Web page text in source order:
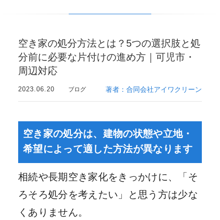
空き家の処分方法とは？5つの選択肢と処
分前に必要な片付けの進め方｜可児市・
周辺対応
2023.06.20 ブログ 著者：合同会社アイワクリーン
空き家の処分は、建物の状態や立地・
希望によって適した方法が異なります
相続や長期空き家化をきっかけに、「そ
ろそろ処分を考えたい」と思う方は少な
くありません。